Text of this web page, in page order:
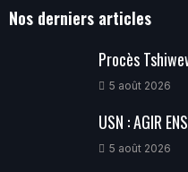
Nos derniers articles
Procès
5 août 2026
USN : AGIR
5 août 2026